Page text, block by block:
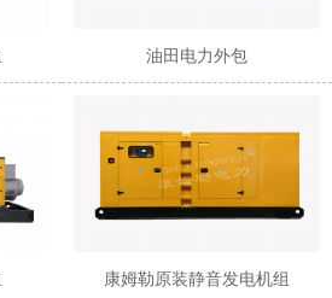
油田电力外包
康姆勒原装静音发电机组